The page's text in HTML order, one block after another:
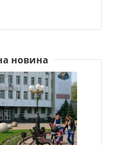
новина